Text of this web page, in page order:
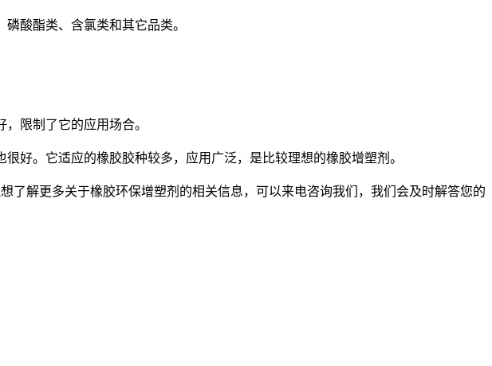
酸酯类、含氯类和其它品类。
限制了它的应用场合。
。它适应的橡胶胶种较多，应用广泛，是比较理想的橡胶增塑剂。
解更多关于橡胶环保增塑剂的相关信息，可以来电咨询我们，我们会及时解答您的